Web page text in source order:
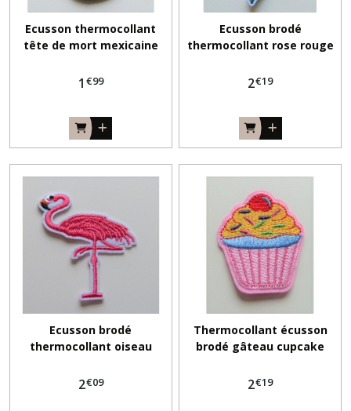
Ecusson thermocollant
tête de mort mexicaine
1 €99
Ecusson brodé
thermocollant rose rouge
2€19
Ecusson brodé
thermocollant oiseau
2€09
Thermocollant écusson
brodé gâteau cupcake
2€19